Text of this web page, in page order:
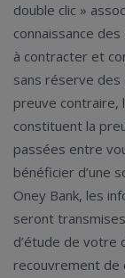
double clic »
connaissance
à contracter et
sans réserve des
preuve contraire,
constituent la
passées entre
bénéficier d’une
Oney Bank, les
seront
d’étude de votre
recouvrement de